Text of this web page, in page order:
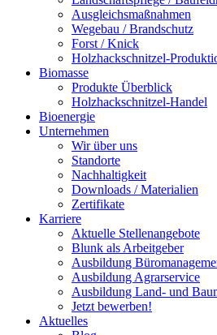
Ausgleichsmaßnahmen
Wegebau / Brandschutz
Forst / Knick
Holzhackschnitzel-
Biomasse
Produkte Überblick
Holzhackschnitzel-Handel
Bioenergie
Unternehmen
Wir über uns
Standorte
Nachhaltigkeit
Downloads / Materialien
Zertifikate
Karriere
Aktuelle Stellenangebote
Blunk als Arbeitgeber
Ausbildung
Ausbildung Agrarservice
Ausbildung Land- und
Jetzt bewerben!
Aktuelles